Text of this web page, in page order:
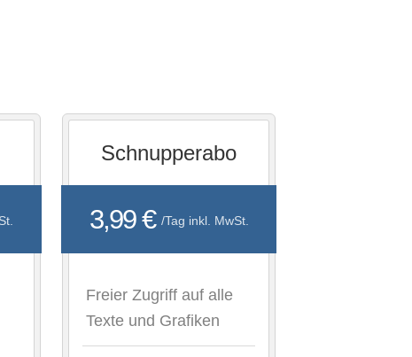
Schnupperabo
3,99 € /Tag inkl. MwSt.
Freier Zugriff auf alle
Texte und Grafiken